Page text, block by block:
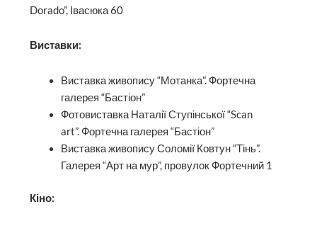
Dorado”, Івасюка 60
Виставки:
Виставка живопису “Мотанка”. Фортечна
галерея “Бастіон”
Фотовиставка Наталії Ступінської “Scan
art”. Фортечна галерея “Бастіон”
Виставка живопису Соломії Ковтун “Тінь”.
Галерея “Арт на мур”, провулок Фортечний 1
Кіно: